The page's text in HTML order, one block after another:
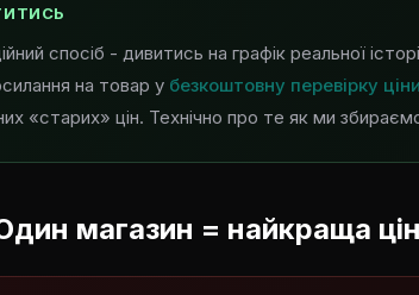
спосіб - дивитись на графік реальної
на товар у безкоштовну перевірку ціни
«старих» цін. Технічно про те як ми
магазин = найкраща